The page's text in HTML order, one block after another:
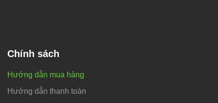
Chính sách
Hướng dẫn mua hàng
Hướng dẫn thanh toán